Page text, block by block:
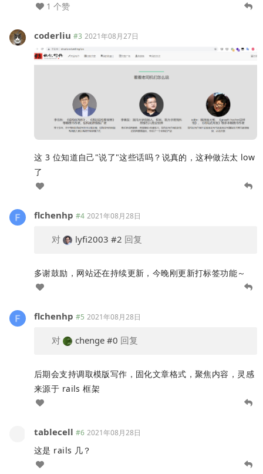
1 个赞
coderliu #3 2021年08月27日
这 3 位知道自己"说了"这些话吗？说真的，这种做法太 low
了
flchenhp #4 2021年08月28日
对 lyfi2003 #2 回复
多谢鼓励，网站还在持续更新，今晚刚更新打标签功能～
flchenhp #5 2021年08月28日
对 chenge #0 回复
后期会支持调取模版写作，固化文章格式，聚焦内容，灵感
来源于 rails 框架
tablecell #6 2021年08月28日
这是 rails 几？